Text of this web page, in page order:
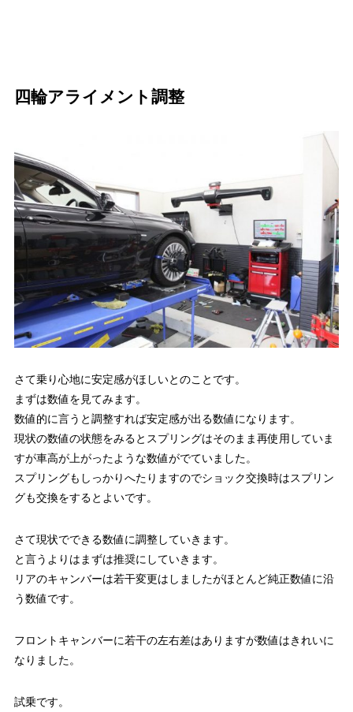
四輪アライメント調整
さて乗り心地に安定感がほしいとのことです。
まずは数値を見てみます。
数値的に言うと調整すれば安定感が出る数値になります。
現状の数値の状態をみるとスプリングはそのまま再使用していま
すが車高が上がったような数値がでていました。
スプリングもしっかりへたりますのでショック交換時はスプリン
グも交換をするとよいです。
さて現状でできる数値に調整していきます。
と言うよりはまずは推奨にしていきます。
リアのキャンバーは若干変更はしましたがほとんど純正数値に沿
う数値です。
フロントキャンバーに若干の左右差はありますが数値はきれいに
なりました。
試乗です。